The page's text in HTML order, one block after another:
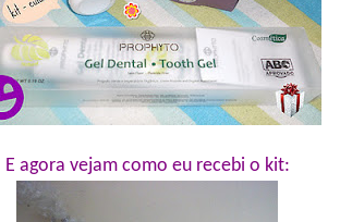
E agora vejam como eu recebi o kit: